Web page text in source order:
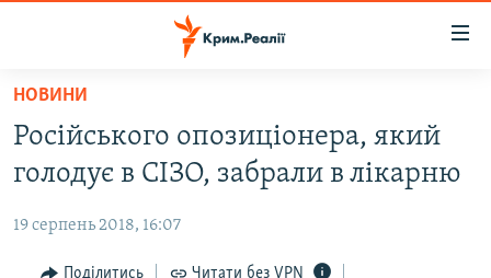
Перейти
основного
матеріалу
до
ВІДЕО ТА ФОТО
ПОЛІТИКА
НОВИНИ
Російського опозиціонера, який
голодує в СІЗО, забрали в лікарню
19 серпень 2018, 16:07
Поділитись Читати без VPN